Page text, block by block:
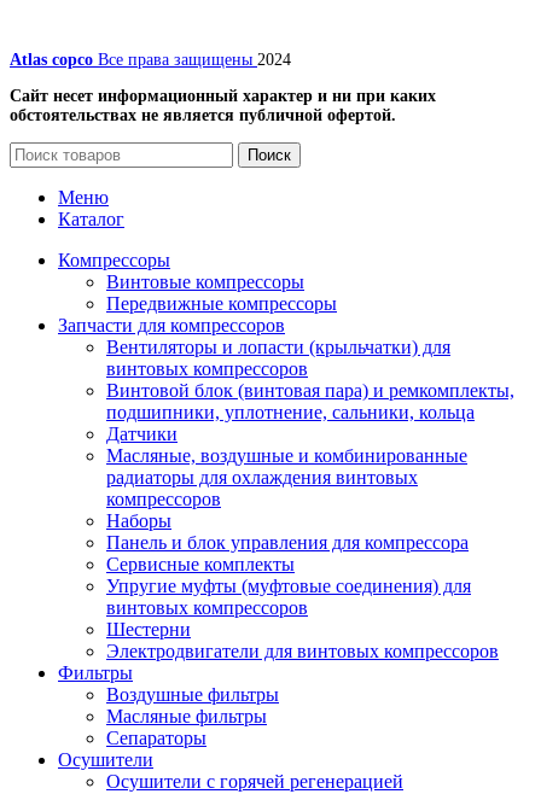
Atlas copco Все права защищены 2024
Сайт несет информационный характер и ни при каких
обстоятельствах не является публичной офертой.
Поиск
Меню
Каталог
Компрессоры
Винтовые компрессоры
Передвижные компрессоры
Запчасти для компрессоров
Вентиляторы и лопасти (крыльчатки) для
винтовых компрессоров
Винтовой блок (винтовая пара) и ремкомплекты,
подшипники, уплотнение, сальники, кольца
Датчики
Масляные, воздушные и комбинированные
радиаторы для охлаждения винтовых
компрессоров
Наборы
Панель и блок управления для компрессора
Сервисные комплекты
Упругие муфты (муфтовые соединения) для
винтовых компрессоров
Шестерни
Электродвигатели для винтовых компрессоров
Фильтры
Воздушные фильтры
Масляные фильтры
Сепараторы
Осушители
Осушители с горячей регенерацией